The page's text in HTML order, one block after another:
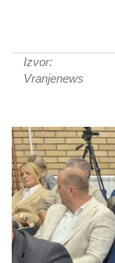
Izvor:
Vranjenews